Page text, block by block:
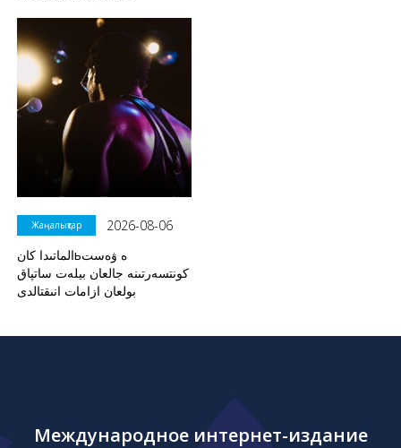
Жаңалықтар
2026-08-06
الماتىدا كانьە ۋەست
كونتسەرتىنە جالعان بيلەت ساتپاق
بولعان ازامات انىقتالدى
Международное интернет-издание